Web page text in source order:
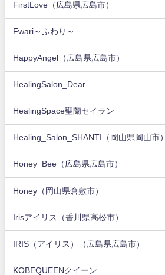
FirstLove（広島県広島市）
Fwari～ふわり～
HappyAngel（広島県広島市）
HealingSalon_Dear
HealingSpace聖蘭セイラン
Healing_Salon_SHANTI（岡山県岡山市）
Honey_Bee（広島県広島市）
Honey（岡山県倉敷市）
Irisアイリス（香川県高松市）
IRIS（アイリス）（広島県広島市）
KOBEQUEENクイーン